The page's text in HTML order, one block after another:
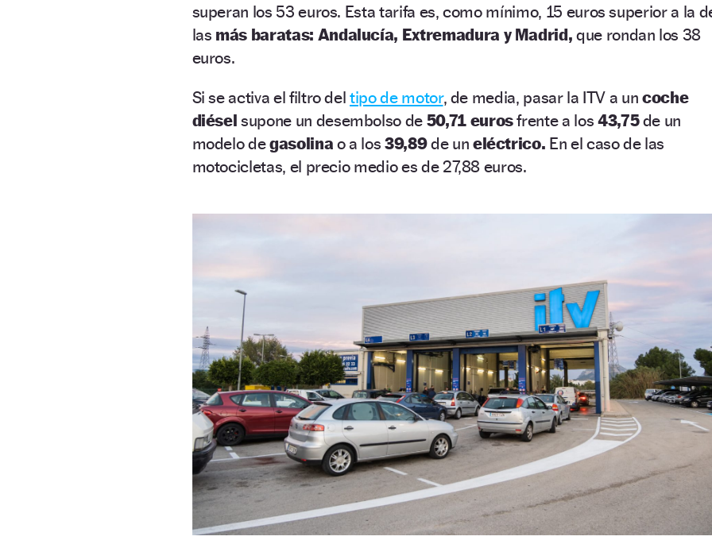
superan los 53 euros. Esta tarifa es, como mínimo, 15 euros superior a la
las más baratas: Andalucía, Extremadura y Madrid, que rondan los 38
euros.
Si se activa el filtro deltipo de motor, de media, pasar la ITV a uncoche
diéselsupone un desembolso de 50,71 eurosfrente a los 43,75de un
modelo degasolina o a los39,89de un eléctrico. En el caso de las
motocicletas, el precio medio es de 27,88 euros.